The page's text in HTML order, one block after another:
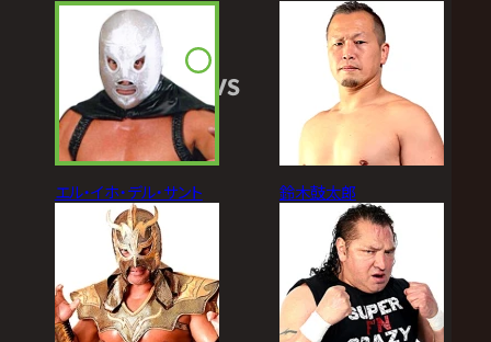
エル・イホ・デル・サント
VS
鈴木鼓太郎